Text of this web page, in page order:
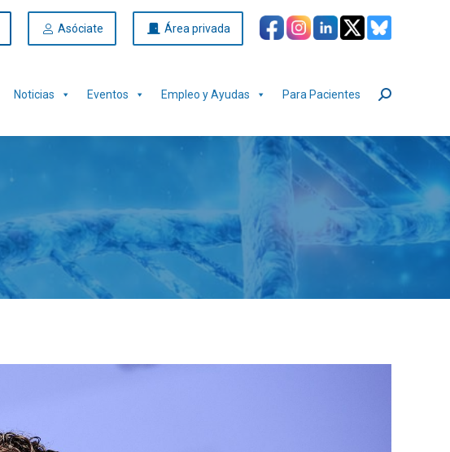
Asóciate Área privada
Noticias Eventos Empleo y Ayudas Para Pacientes Buscar: